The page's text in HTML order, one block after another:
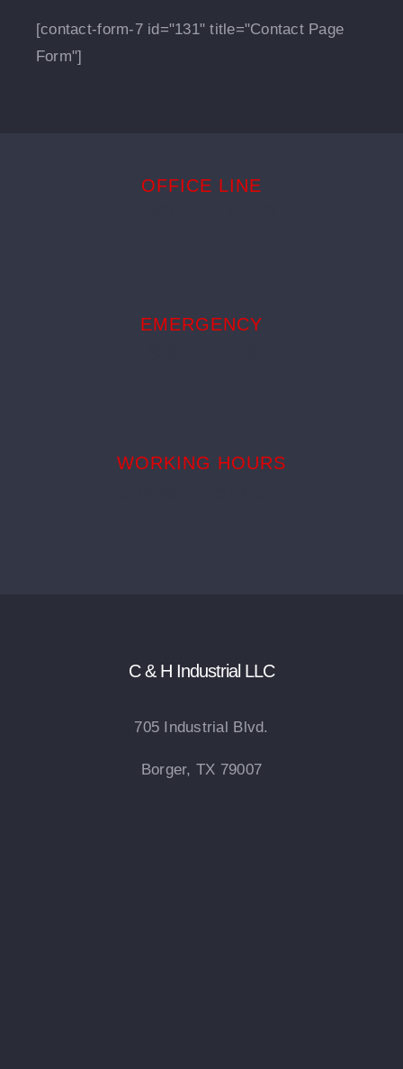
[contact-form-7 id="131" title="Contact Page
Form"]
OFFICE LINE
EMERGENCY
WORKING HOURS
C & H Industrial LLC
705 Industrial Blvd.
Borger, TX 79007